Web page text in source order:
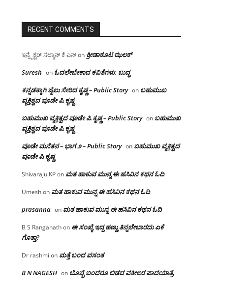
RECENT COMMENTS
ಇನ್ಸ್ಪೆಕ್ಟರ್ ಸಲ್ಮಾನ್ ಕೆ ಎನ್on ಕ್ರೀಡಾಕೂಟ ಝಲಕ್
Suresh on ಓದಲೇಬೇಕಾದ‌ ಕವಿತೆಗಳು: ಬುದ್ಧ
ಕನ್ನಡಕ್ಕಾಗಿ ಜೈಲು ಸೇರಿದ ಕೃಷ್ಣ – Public Story on ಬಹುಮುಖ
ವ್ಯಕ್ತಿತ್ವದ ವೂಡೇ ಪಿ.ಕೃಷ್ಣ
ಬಹುಮುಖ ವ್ಯಕ್ತಿತ್ವದ ವೂಡೇ ಪಿ.ಕೃಷ್ಣ – Public Story on ಬಹುಮುಖ
ವ್ಯಕ್ತಿತ್ವದ ವೂಡೇ ಪಿ.ಕೃಷ್ಣ
ವೂಡೇ ಮನೆತನ – ಭಾಗ ೨ – Public Story on ಬಹುಮುಖ ವ್ಯಕ್ತಿತ್ವದ
ವೂಡೇ ಪಿ.ಕೃಷ್ಣ
Shivaraju KPon ಮತ ಹಾಕುವ ಮುನ್ನ ಈ ಹಸಿವಿನ ಕಥನ ಓದಿ
Umeshon ಮತ ಹಾಕುವ ಮುನ್ನ ಈ ಹಸಿವಿನ ಕಥನ ಓದಿ
prasanna on ಮತ ಹಾಕುವ ಮುನ್ನ ಈ ಹಸಿವಿನ ಕಥನ ಓದಿ
B S Ranganathon ಈ ಸಂಖ್ಯೆ ಇದ್ದ ಹಣ್ಣು ತಿನ್ನಲೇಬಾರದು ಏಕೆ
ಗೊತ್ತಾ?
Dr rashmi on ಮತ್ತೆ ಬಂದ ವಸಂತ
B N NAGESH on ಬೊಬ್ಬೆ ಬಂದರೂ ಬಿಡದ ವಕೀಲರ ಪಾದಯಾತ್ರೆ